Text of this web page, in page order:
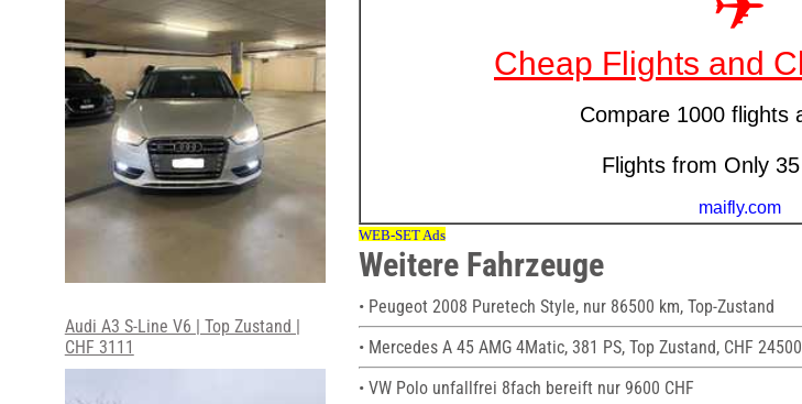
Weitere Fahrzeuge
• Peugeot 2008 Puretech Style, nur 86500 km, Top-Zustand
• Mercedes A 45 AMG 4Matic, 381 PS, Top Zustand, CHF 24500
• VW Polo unfallfrei 8fach bereift nur 9600 CHF
Audi A3 S-Line V6 | Top Zustand |
CHF 3111